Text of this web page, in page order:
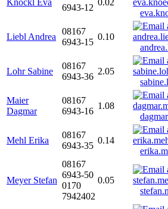
Knöckl Eva
6943-12
0.02
Liebl Andrea
08167
6943-15
0.10
Lohr Sabine
08167
6943-36
2.05
Maier
Dagmar
08167
6943-16
1.08
Mehl Erika
08167
6943-35
0.14
Meyer Stefan
08167
6943-50
0170
7942402
0.05